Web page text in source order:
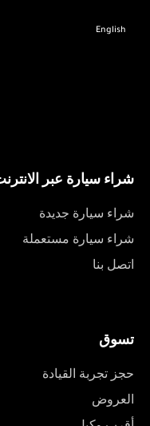
English
شراء سيارة عبر
شراء سيارة جديدة
شراء سيارة مستعملة
اتصل بنا
تسوق
حجز تجربة القيادة
العروض